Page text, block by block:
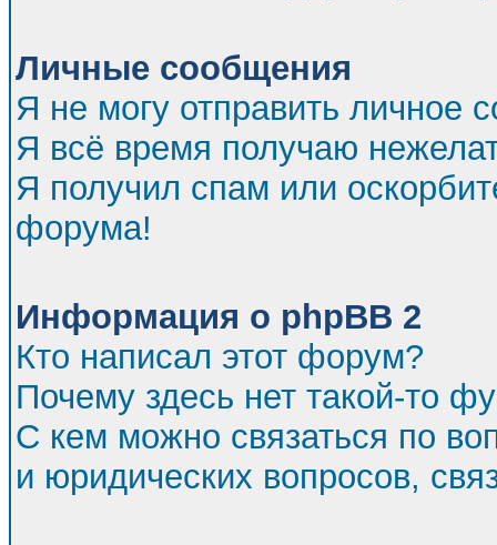
Личные сообщения
Я не могу отправить личное
Я всё время получаю
Я получил спам или
форума!
Информация о phpBB 2
Кто написал этот форум?
Почему здесь нет такой-то
С кем можно связаться по
и юридических вопросов,